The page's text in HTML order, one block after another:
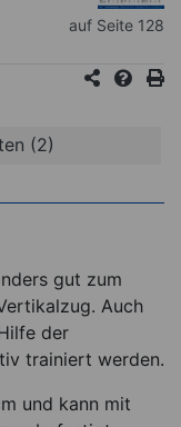
auf Seite 128
(2)
gut zum
Auch
der
trainiert werden.
und kann mit